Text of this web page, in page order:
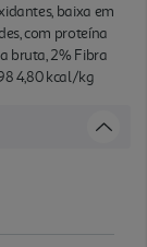
baixa em
com proteína
bruta, 2% Fibra
4,80 kcal/kg